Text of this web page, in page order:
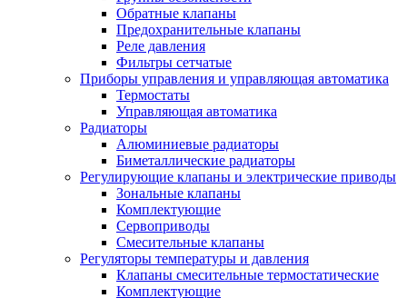
Обратные клапаны
Предохранительные клапаны
Реле давления
Фильтры сетчатые
Приборы управления и управляющая автоматика
Термостаты
Управляющая автоматика
Радиаторы
Алюминиевые радиаторы
Биметаллические радиаторы
Регулирующие клапаны и электрические приводы
Зональные клапаны
Комплектующие
Сервоприводы
Смесительные клапаны
Регуляторы температуры и давления
Клапаны смесительные термостатические
Комплектующие